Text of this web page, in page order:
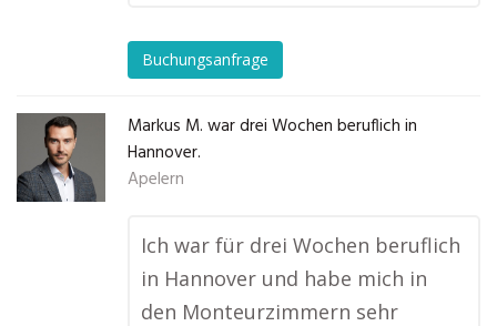
Buchungsanfrage
Markus M. war drei Wochen beruflich in
Hannover.
Apelern
Ich war für drei Wochen beruflich
in Hannover und habe mich in
den Monteurzimmern sehr